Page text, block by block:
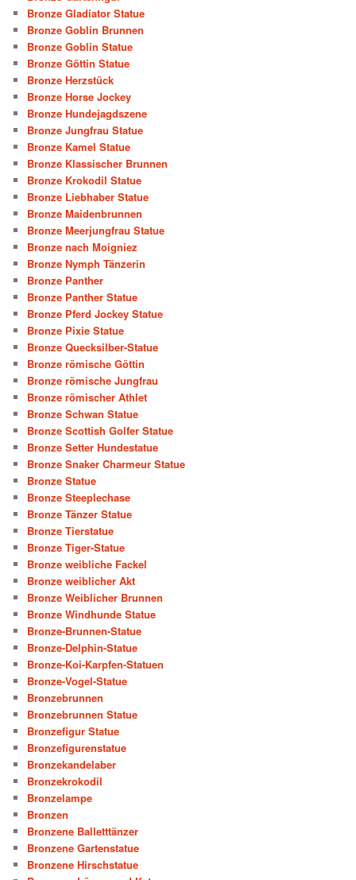
Bronze Gladiator Statue
Bronze Goblin Brunnen
Bronze Goblin Statue
Bronze Göttin Statue
Bronze Herzstück
Bronze Horse Jockey
Bronze Hundejagdszene
Bronze Jungfrau Statue
Bronze Kamel Statue
Bronze Klassischer Brunnen
Bronze Krokodil Statue
Bronze Liebhaber Statue
Bronze Maidenbrunnen
Bronze Meerjungfrau Statue
Bronze nach Moigniez
Bronze Nymph Tänzerin
Bronze Panther
Bronze Panther Statue
Bronze Pferd Jockey Statue
Bronze Pixie Statue
Bronze Quecksilber-Statue
Bronze römische Göttin
Bronze römische Jungfrau
Bronze römischer Athlet
Bronze Schwan Statue
Bronze Scottish Golfer Statue
Bronze Setter Hundestatue
Bronze Snaker Charmeur Statue
Bronze Statue
Bronze Steeplechase
Bronze Tänzer Statue
Bronze Tierstatue
Bronze Tiger-Statue
Bronze weibliche Fackel
Bronze weiblicher Akt
Bronze Weiblicher Brunnen
Bronze Windhunde Statue
Bronze-Brunnen-Statue
Bronze-Delphin-Statue
Bronze-Koi-Karpfen-Statuen
Bronze-Vogel-Statue
Bronzebrunnen
Bronzebrunnen Statue
Bronzefigur Statue
Bronzefigurenstatue
Bronzekandelaber
Bronzekrokodil
Bronzelampe
Bronzen
Bronzene Balletttänzer
Bronzene Gartenstatue
Bronzene Hirschstatue